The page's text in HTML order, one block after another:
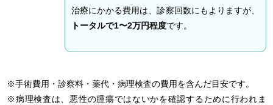
治療にかかる費用は、診察回数にもよりますが、
トータルで1〜2万円程度です。
※手術費用・診察料・薬代・病理検査の費用を含んだ目安です。
※病理検査は、悪性の腫瘍ではないかを確認するために行われま